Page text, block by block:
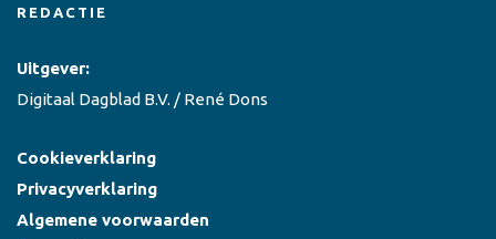
REDACTIE
Uitgever:
Digitaal Dagblad B.V. / René Dons
Cookieverklaring
Privacyverklaring
Algemene voorwaarden